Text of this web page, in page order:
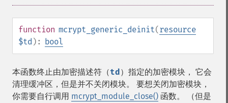
function mcrypt_generic_deinit(resource
$td ): bool
本函数终止由加密描述符（td）指定的加密模块， 它会
清理缓冲区，但是并不关闭模块。 要想关闭加密模块，
你需要自行调用 mcrypt_module_close() 函数。 （但是